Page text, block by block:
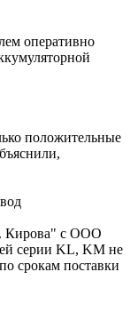
оперативно
положительные
Кирова" с ООО
серии KL, KM не
срокам поставки